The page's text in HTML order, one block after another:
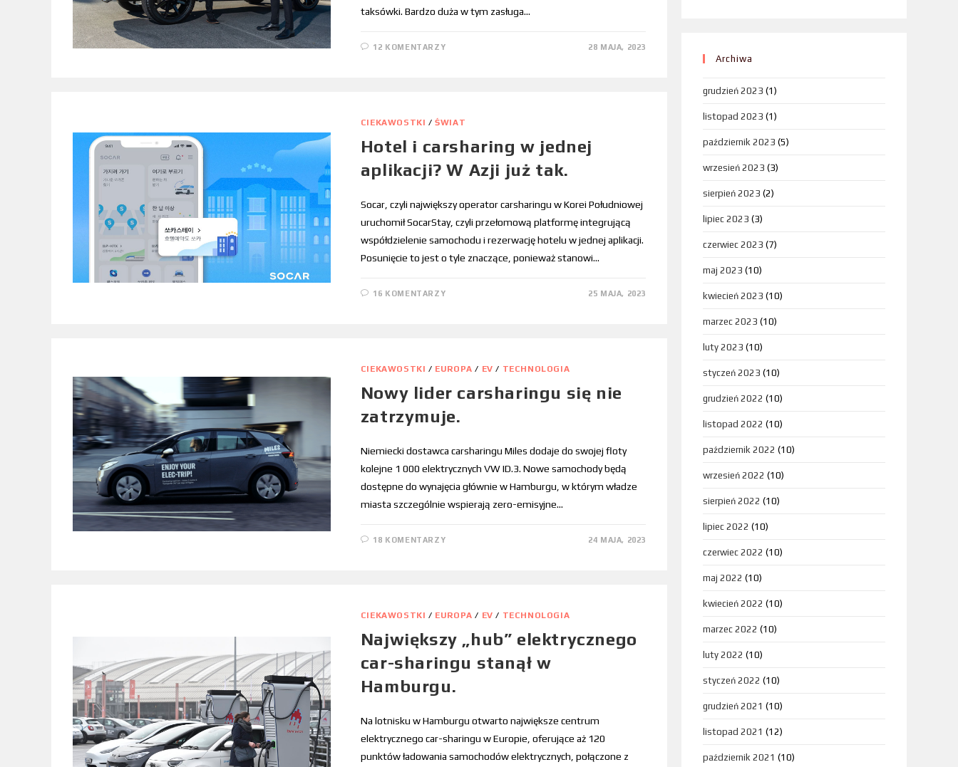
taksówki. Bardzo duża w tym zasługa…
12 KOMENTARZY 28 MAJA, 2023
CIEKAWOSTKI /ŚWIAT
Hotel i carsharing w jednej
aplikacji? W Azji już tak.
Socar, czyli największy operator carsharingu w Korei Południowej
uruchomił SocarStay, czyli przełomową platformę integrującą
współdzielenie samochodu i rezerwację hotelu w jednej aplikacji.
Posunięcie to jest o tyle znaczące, ponieważ stanowi…
16 KOMENTARZY 25 MAJA, 2023
CIEKAWOSTKI / EUROPA / EV / TECHNOLOGIA
Nowy lider carsharingu się nie
zatrzymuje.
Niemiecki dostawca carsharingu Miles dodaje do swojej floty
kolejne 1 000 elektrycznych VW ID.3. Nowe samochody będą
dostępne do wynajęcia głównie w Hamburgu, w którym władze
miasta szczególnie wspierają zero-emisyjne…
18 KOMENTARZY 24 MAJA, 2023
CIEKAWOSTKI / EUROPA / EV / TECHNOLOGIA
Największy „hub” elektrycznego
car-sharingu stanął w
Hamburgu.
Na lotnisku w Hamburgu otwarto największe centrum
elektrycznego car-sharingu w Europie, oferujące aż 120
punktów ładowania samochodów elektrycznych, połączone z
Archiwa
grudzień 2023 (1)
listopad 2023 (1)
październik 2023 (5)
wrzesień 2023 (3)
sierpień 2023 (2)
lipiec 2023 (3)
czerwiec 2023 (7)
maj 2023 (10)
kwiecień 2023 (10)
marzec 2023 (10)
luty 2023 (10)
styczeń 2023 (10)
grudzień 2022 (10)
listopad 2022 (10)
październik 2022 (10)
wrzesień 2022 (10)
sierpień 2022 (10)
lipiec 2022 (10)
czerwiec 2022 (10)
maj 2022 (10)
kwiecień 2022 (10)
marzec 2022 (10)
luty 2022 (10)
styczeń 2022 (10)
grudzień 2021 (10)
listopad 2021 (12)
październik 2021 (10)